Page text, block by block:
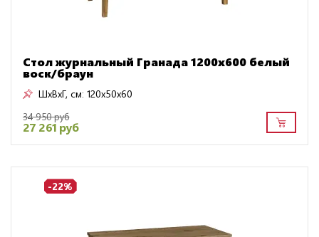
Стол журнальный Гранада 1200х600 белый
воск/браун
ШxВxГ, см: 120x50x60
34 950 руб
27 261 руб
-22%